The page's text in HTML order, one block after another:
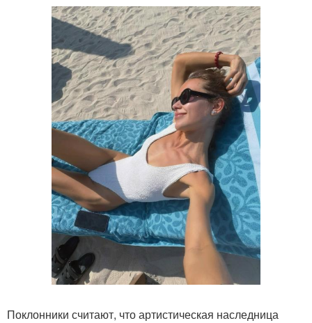
Поклонники считают, что артистическая наследница